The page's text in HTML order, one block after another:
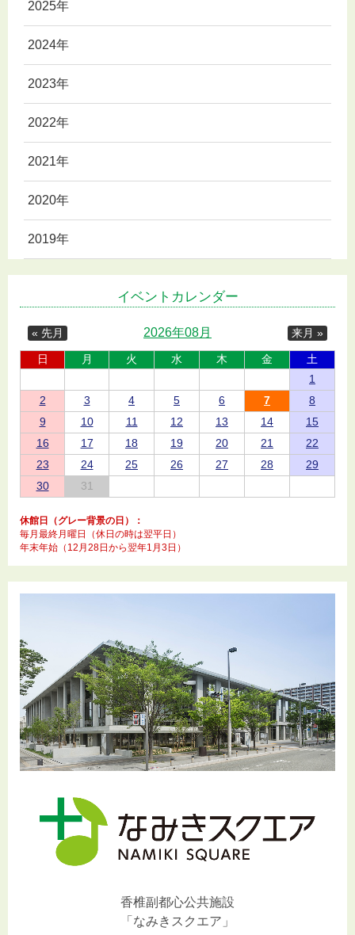
2025年
2024年
2023年
2022年
2021年
2020年
2019年
イベントカレンダー
« 先月 来月 »
2026年08月
日 月 火 水 木 金
土
1
2
3 4 5 6 7
8
9
10 11 12 13 14
15
16
17 18 19 20 21
22
23
24 25 26 27 28
29
30
31
休館日（グレー背景の日）：
毎月最終月曜日（休日の時は翌平日）
年末年始（12月28日から翌年1月3日）
香椎副都心公共施設
「なみきスクエア」